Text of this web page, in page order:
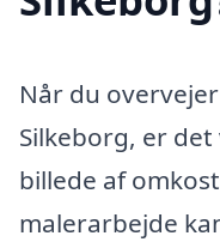
Når du
Silkeborg, er
billede af
malerarbejde